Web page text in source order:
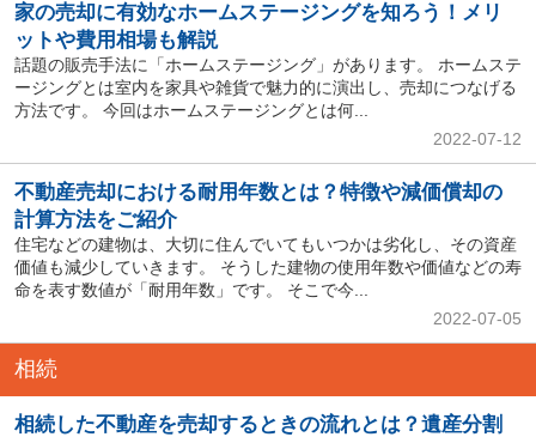
家の売却に有効なホームステージングを知ろう！メリ
ットや費用相場も解説
話題の販売手法に「ホームステージング」があります。 ホームステ
ージングとは室内を家具や雑貨で魅力的に演出し、売却につなげる
方法です。 今回はホームステージングとは何...
2022-07-12
不動産売却における耐用年数とは？特徴や減価償却の
計算方法をご紹介
住宅などの建物は、大切に住んでいてもいつかは劣化し、その資産
価値も減少していきます。 そうした建物の使用年数や価値などの寿
命を表す数値が「耐用年数」です。 そこで今...
2022-07-05
相続
相続した不動産を売却するときの流れとは？遺産分割